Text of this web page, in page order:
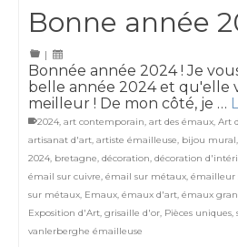
Bonne année
|
Bonnée année 2024 ! Je
belle année 2024 et qu'elle
meilleur ! De mon côté, je …
2024, art contemporain, art des émaux, Art
artisanat d'art, artiste émailleuse, bijou mural,
2024, bretagne, décoration, décoration
émail sur cuivre, émail sur métaux, émailleur
sur métaux, Emaux, émaux d'art, émaux
Exposition d'Art, grisaille d'or, Pièces uniques,
vanlerberghe émailleuse